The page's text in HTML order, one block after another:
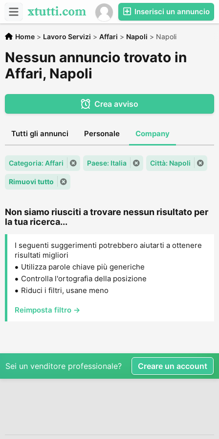
Inserisci un annuncio
Home > Lavoro Servizi > Affari > Napoli > Napoli
Nessun annuncio trovato in
Affari, Napoli
Crea avviso
Tutti gli annunci Personale Company
Categoria: Affari Paese: Italia Città: Napoli
Rimuovi tutto
Non siamo riusciti a trovare nessun risultato per
la tua ricerca...
I seguenti suggerimenti potrebbero aiutarti a ottenere
risultati migliori
Utilizza parole chiave più generiche
Controlla l'ortografia della posizione
Riduci i filtri, usane meno
Reimposta filtro →
Sei un venditore professionale? Creare un account